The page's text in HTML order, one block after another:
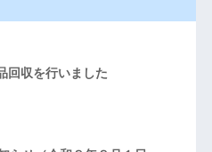
回収を行いました